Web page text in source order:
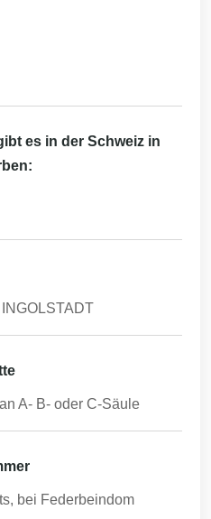
es in der Schweiz in
A- B- oder C-Säule
bei Federbeindom